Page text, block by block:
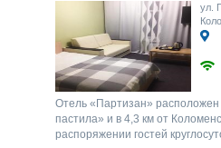
ул.
Отель «Партизан»
пастила» и в 4,3 км от
распоряжении гостей